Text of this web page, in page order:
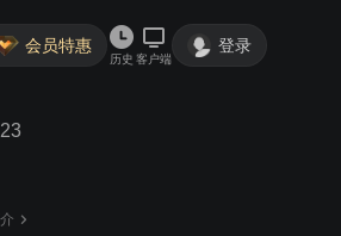
会员特惠
历史 客户端
登录
23